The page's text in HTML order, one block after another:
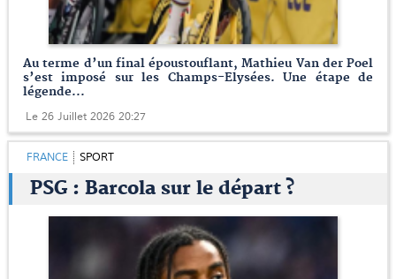
Au terme d’un final époustouflant, Mathieu Van der Poel
s’est imposé sur les Champs-Elysées. Une étape de
légende...
Le 26 Juillet 2026 20:27
FRANCE SPORT
PSG : Barcola sur le départ ?